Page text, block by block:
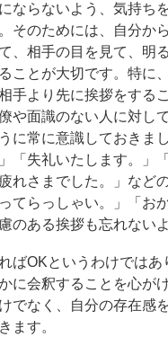
ならないよう、気持ち
そのためには、自分か
、相手の目を見て、明
ことが大切です。特に
手より先に挨拶をする
や面識のない人に対し
に常に意識しておきま
「失礼いたします。」
れさまでした。」など
てらっしゃい。」「お
のある挨拶も忘れない
ばOKというわけではあ
に会釈することを心が
でなく、自分の存在感
ます。